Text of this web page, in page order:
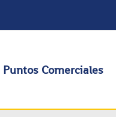
Puntos Comerciales